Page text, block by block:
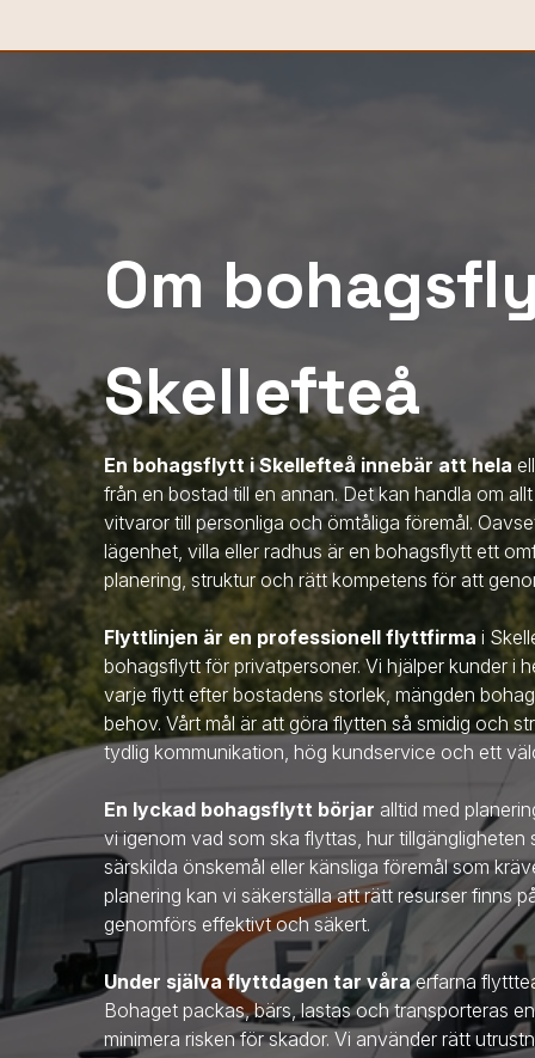
Om
Skellefteå
En bohagsflytt i Skellefteå innebär att hela
från en bostad till en annan. Det kan handla om
vitvaror till personliga och ömtåliga föremål.
lägenhet, villa eller radhus är en bohagsflytt ett
planering, struktur och rätt kompetens för att
Flyttlinjen är en professionell flyttfirma i
bohagsflytt för privatpersoner. Vi hjälper kunder i
varje flytt efter bostadens storlek, mängden
behov. Vårt mål är att göra flytten så smidig och
tydlig kommunikation, hög kundservice och ett
En lyckad bohagsflytt börjar alltid med
vi igenom vad som ska flyttas, hur tillgängligheten
särskilda önskemål eller känsliga föremål som
planering kan vi säkerställa att rätt resurser finns
genomförs effektivt och säkert.
Under själva flyttdagen tar våraerfarna
Bohaget packas, bärs, lastas och transporteras
minimera risken för skador. Vi använder rätt